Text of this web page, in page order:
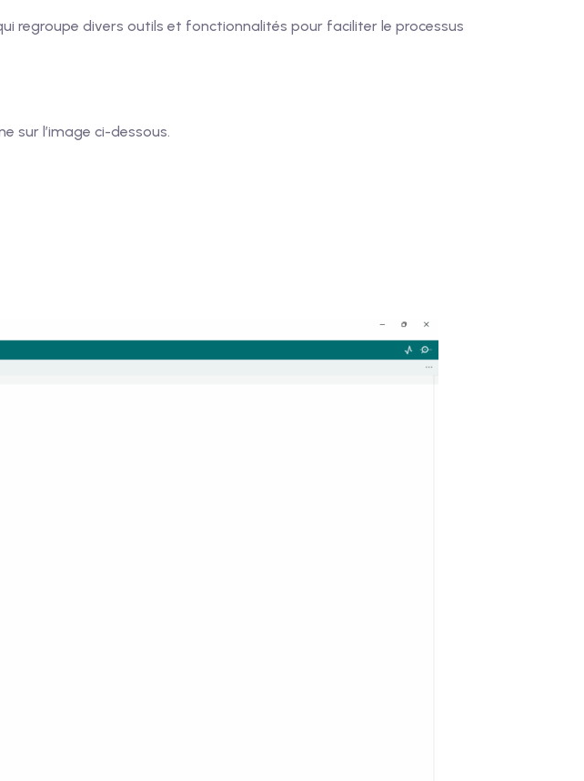
regroupe divers outils et fonctionnalités pour faciliter le processus
sur l’image ci-dessous.